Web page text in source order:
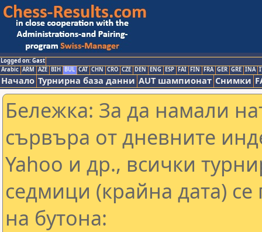
Logged on: Gast
Arabic ARM AZE BIH BUL CAT CHN CRO CZE DEN ENG ESP FAI FIN FRA GER GRE INA
Начало Турнирна база данни AUT шампионат Снимки
Бележка: За да намали
сървъра от дневните
Yahoo и др., всички
седмици (крайна дата) се
на бутона: